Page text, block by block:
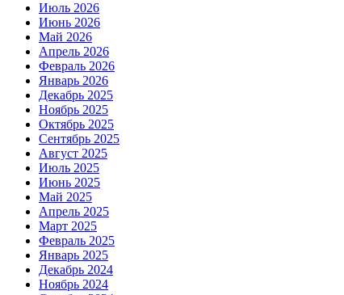
Июль 2026
Июнь 2026
Май 2026
Апрель 2026
Февраль 2026
Январь 2026
Декабрь 2025
Ноябрь 2025
Октябрь 2025
Сентябрь 2025
Август 2025
Июль 2025
Июнь 2025
Май 2025
Апрель 2025
Март 2025
Февраль 2025
Январь 2025
Декабрь 2024
Ноябрь 2024